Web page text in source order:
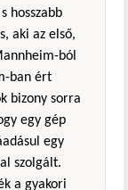
hosszabb
aki az első,
ból
ban ért
bizony sorra
egy gép
egy
szolgált.
a gyakori